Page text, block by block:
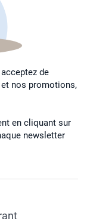
de
nos promotions,
en cliquant sur
newsletter